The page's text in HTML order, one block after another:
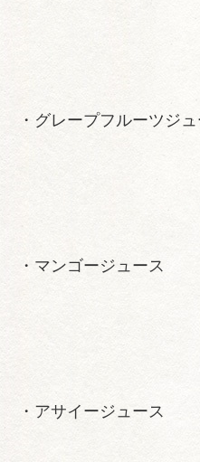
・グレープフルーツジュ
・マンゴージュース
・アサイージュース